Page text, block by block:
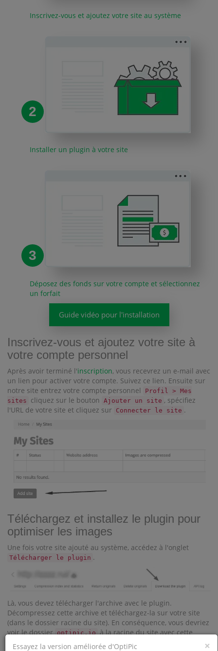
Inscrivez-vous et ajoutez votre site au système
2
Installer un plugin à votre site
3
Déposez des fonds sur votre compte et sélectionnez
un forfait
Guide vidéo pour l'installation
Inscrivez-vous et ajoutez votre site à
votre compte personnel
Après avoir terminé l'inscription, vous recevrez un e-mail avec
un lien pour activer votre compte. Suivez ce lien. Ensuite sur
notre site entrez votre compte personnel
Profil > Mes
sites
cliquez sur le bouton Ajouter un site , spécifiez
l'URL de votre site et cliquez sur Connecter le site .
Téléchargez et installez le plugin pour
optimiser les images
Une fois votre site ajouté au système, accédez à l'onglet
Télécharger le plugin .
Là, vous devez télécharger l'archive avec le plugin.
Décompressez cette archive et téléchargez-la sur votre site
(dans le dossier racine du site). En conséquence, vous devriez
voir le dossier optipic.io à la racine du site avec cette
structure :
×
Essayez la version améliorée d'OptiPic